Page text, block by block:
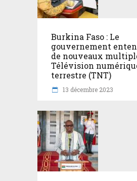
Burkina Faso : Le
gouvernement
de nouveaux
Télévision
terrestre (TNT)
13 décembre 2023